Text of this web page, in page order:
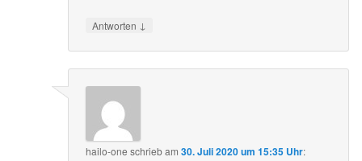
Antworten ↓
hailo-one schriebam30. Juli 2020 um 15:35 Uhr: